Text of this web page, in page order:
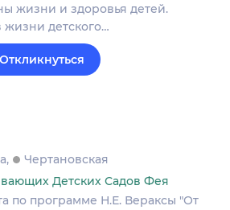
жизни и здоровья детей.
жизни детского…
Откликнуться
Чертановская
Детских Садов Фея
по программе Н.Е. Вераксы "От